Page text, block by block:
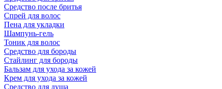
Средство после бритья
Спрей для волос
Пена для укладки
Шампунь-гель
Тоник для волос
Средство для бороды
Стайлинг для бороды
Бальзам для ухода за кожей
Крем для ухода за кожей
Средство для душа